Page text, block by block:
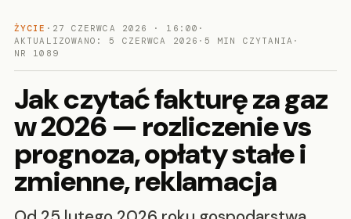
ŻYCIE · 27 CZERWCA 2026 · 16:00 ·
AKTUALIZOWANO: 5 CZERWCA 2026 ·5 MIN CZYTANIA ·
NR 1089
Jak czytać fakturę za gaz
w 2026 — rozliczenie vs
prognoza, opłaty stałe i
zmienne, reklamacja